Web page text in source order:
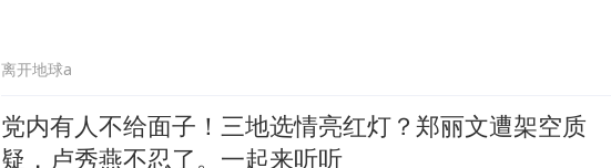
离开地球a
党内有人不给面子！三地选情亮红灯？郑丽文遭架空质
疑，卢秀燕不忍了。一起来听听